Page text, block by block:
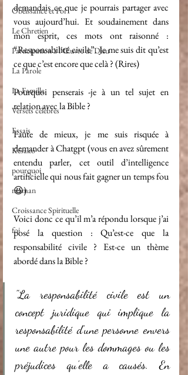
Obéissance et Foi
Le Chretien
Participation à l'Œuvre de Dieu
La Parole
La Famille
Versets célèbres
Essais
Késako
pourquoi
maman
Croissance Spirituelle
foi
demandais ce que je pourrais partager avec
vous aujourd’hui. Et soudainement dans
mon esprit, ces mots ont raisonné :
“Responsabilité civile”. Je me suis dit qu’est
ce que c’est encore que celà ? (Rires)
Pourquoi penserais -je à un tel sujet en
relation avec la Bible ?
Faute de mieux, je me suis risquée à
demander à Chatgpt (vous en avez sûrement
entendu parler, cet outil d’intelligence
artificielle qui nous fait gagner un temps fou
😆)
Voici donc ce qu’il m’a répondu lorsque j’ai
posé la question : Qu’est-ce que la
responsabilité civile ? Est-ce un thème
abordé dans la Bible ?
"La responsabilité civile est un
concept juridique qui implique la
responsabilité d’une personne envers
une autre pour les dommages ou les
préjudices qu’elle a causés. En